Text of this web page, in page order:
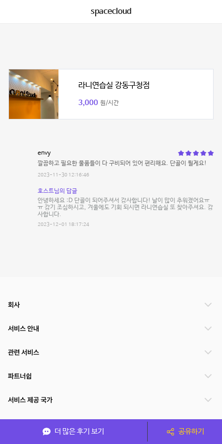
spacecloud
라니연습실 강동구청점
3,000 원/시간
envy
깔끔하고 필요한 물품들이 다 구비되어 있어 편리해요. 단골이 될게요!
2023-11-30 12:16:46
호스트님의 답글
안녕하세요 :D 단골이 되어주셔서 감사합니다! 날이 많이 추워졌어요ㅠ
ㅠ 감기 조심하시고, 겨울에도 기회 되시면 라니연습실 또 찾아주셔요. 감
사합니다.
2023-12-01 18:17:24
더 많은 후기 보기 공유하기
회사
서비스 안내
관련 서비스
파트너쉽
서비스 제공 국가
(주)NSPACE 사업자정보